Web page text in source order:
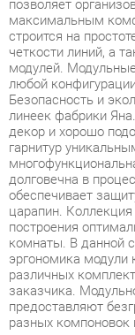
модулей. Модульные
любой
Безопасность и
линеек фабрики Яна.
декор и хорошо
гарнитур
долговечна в
обеспечивает
царапин. Коллекция
построения
комнаты. В данной
эргономика модули
различных
заказчика.
предоставляют
разных компоновок
делая его
производится из
Фасады выполнены
высокую
изделий.Фурнитура